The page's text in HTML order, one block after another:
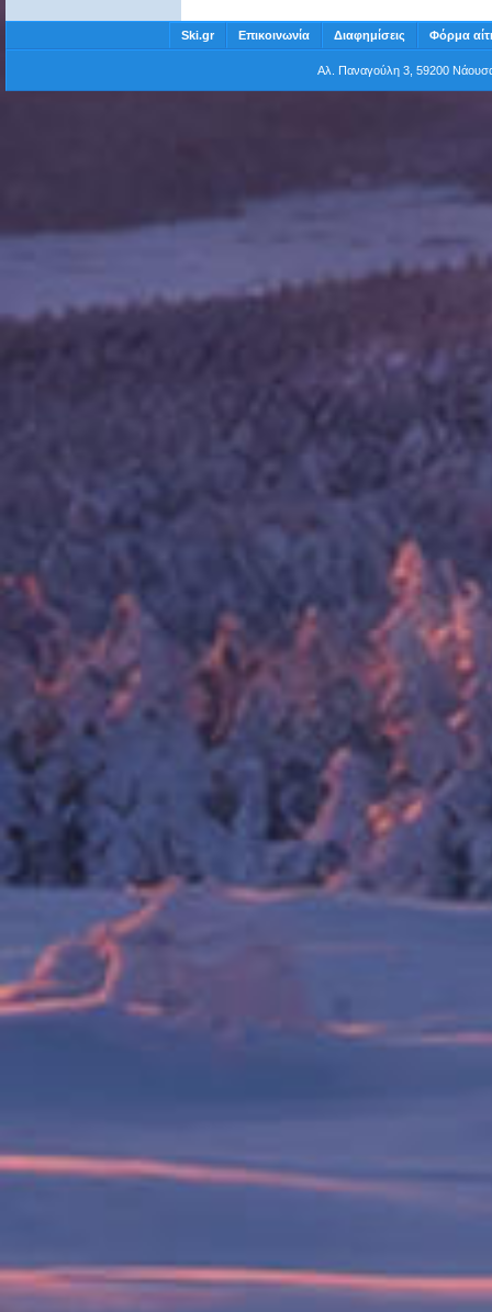
Ski.gr Επικοινωνία Διαφημίσεις Φόρμα
Αλ. Παναγούλη 3, 59200